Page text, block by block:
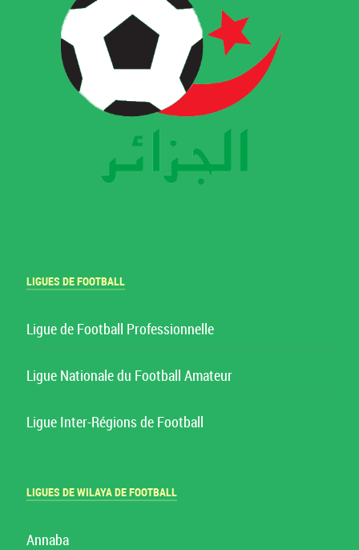
LIGUES DE FOOTBALL
Ligue de Football Professionnelle
Ligue Nationale du Football Amateur
Ligue Inter-Régions de Football
LIGUES DE WILAYA DE FOOTBALL
Annaba